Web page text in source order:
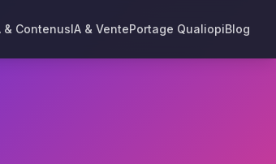
& ContenusIA & VentePortage QualiopiBlog